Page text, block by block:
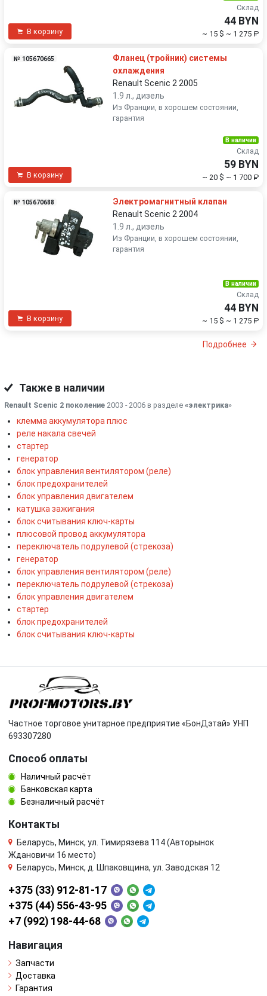
В корзину
Склад
44 BYN
~ 15 $ ~ 1 275 ₽
№ 105670665
Фланец (тройник) системы
охлаждения
Renault Scenic 2 2005
1.9 л., дизель
Из Франции, в хорошем состоянии,
гарантия
В корзину
В наличии
Склад
59 BYN
~ 20 $ ~ 1 700 ₽
№ 105670688
Электромагнитный клапан
Renault Scenic 2 2004
1.9 л., дизель
Из Франции, в хорошем состоянии,
гарантия
В корзину
В наличии
Склад
44 BYN
~ 15 $ ~ 1 275 ₽
Подробнее
Также в наличии
Renault Scenic 2 поколение 2003 - 2006 в разделе «электрика»
клемма аккумулятора плюс
реле накала свечей
стартер
генератор
блок управления вентилятором (реле)
блок предохранителей
блок управления двигателем
катушка зажигания
блок считывания ключ-карты
плюсовой провод аккумулятора
переключатель подрулевой (стрекоза)
генератор
блок управления вентилятором (реле)
переключатель подрулевой (стрекоза)
блок управления двигателем
стартер
блок предохранителей
блок считывания ключ-карты
Частное торговое унитарное предприятие «БонДэтай» УНП
693307280
Способ оплаты
Наличный расчёт
Банковская карта
Безналичный расчёт
Контакты
Беларусь, Минск, ул. Тимирязева 114 (Авторынок
Ждановичи 16 место)
Беларусь, Минск, д. Шпаковщина, ул. Заводская 12
+375 (33) 912-81-17
+375 (44) 556-43-95
+7 (992) 198-44-68
Навигация
Запчасти
Доставка
Гарантия